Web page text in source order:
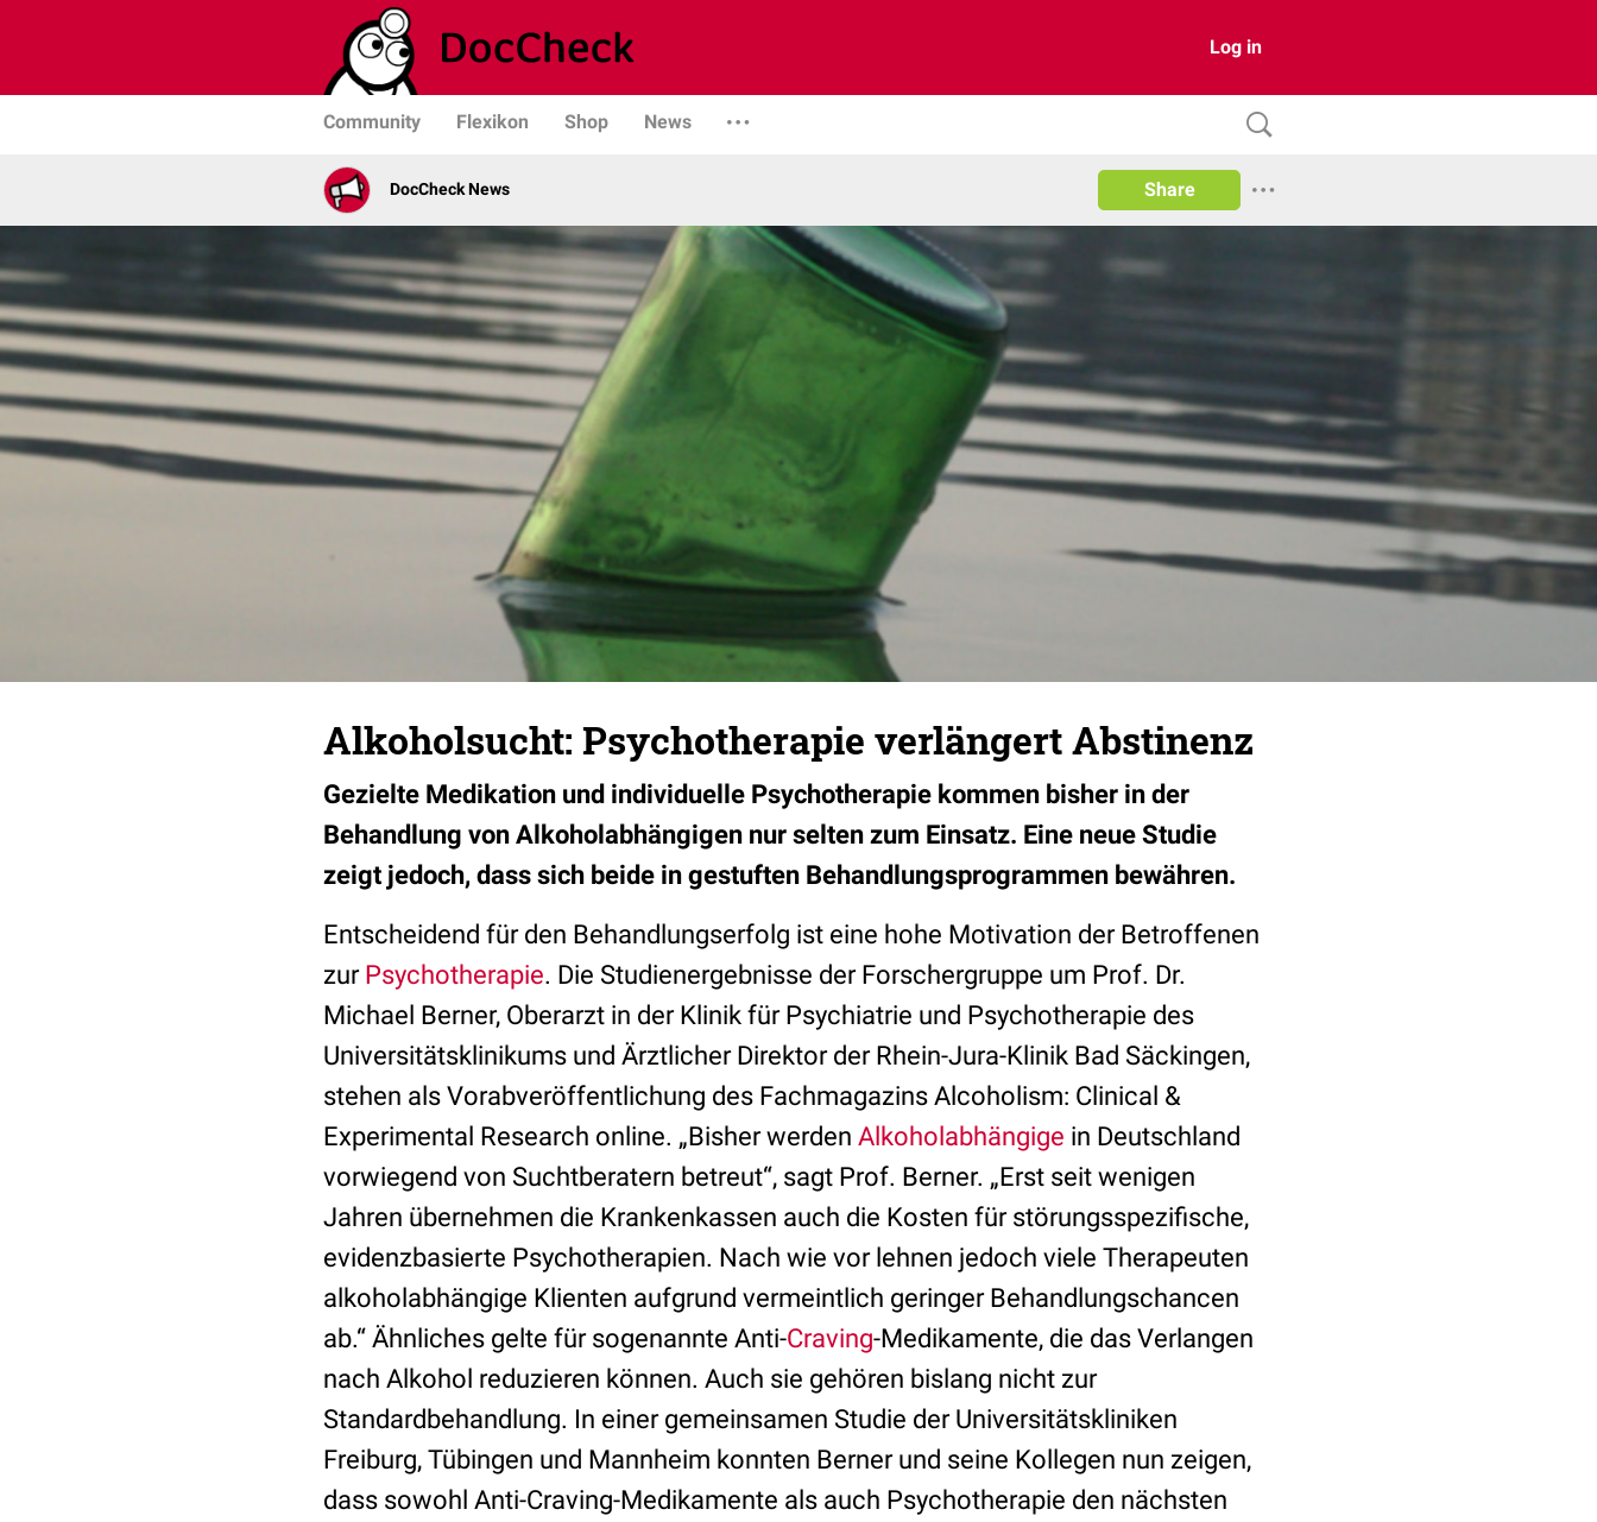
Log in
Community Flexikon Shop News
DocCheck News Share
Alkoholsucht: Psychotherapie verlängert Abstinenz
Gezielte Medikation und individuelle Psychotherapie kommen bisher in der
Behandlung von Alkoholabhängigen nur selten zum Einsatz. Eine neue Studie
zeigt jedoch, dass sich beide in gestuften Behandlungsprogrammen bewähren.
Entscheidend für den Behandlungserfolg ist eine hohe Motivation der Betroffenen
zur Psychotherapie. Die Studienergebnisse der Forschergruppe um Prof. Dr.
Michael Berner, Oberarzt in der Klinik für Psychiatrie und Psychotherapie des
Universitätsklinikums und Ärztlicher Direktor der Rhein-Jura-Klinik Bad Säckingen,
stehen als Vorabveröffentlichung des Fachmagazins Alcoholism: Clinical &
Experimental Research online. „Bisher werden Alkoholabhängige in Deutschland
vorwiegend von Suchtberatern betreut“, sagt Prof. Berner. „Erst seit wenigen
Jahren übernehmen die Krankenkassen auch die Kosten für störungsspezifische,
evidenzbasierte Psychotherapien. Nach wie vor lehnen jedoch viele Therapeuten
alkoholabhängige Klienten aufgrund vermeintlich geringer Behandlungschancen
ab.“ Ähnliches gelte für sogenannte Anti-Craving-Medikamente, die das Verlangen
nach Alkohol reduzieren können. Auch sie gehören bislang nicht zur
Standardbehandlung. In einer gemeinsamen Studie der Universitätskliniken
Freiburg, Tübingen und Mannheim konnten Berner und seine Kollegen nun zeigen,
dass sowohl Anti-Craving-Medikamente als auch Psychotherapie den nächsten